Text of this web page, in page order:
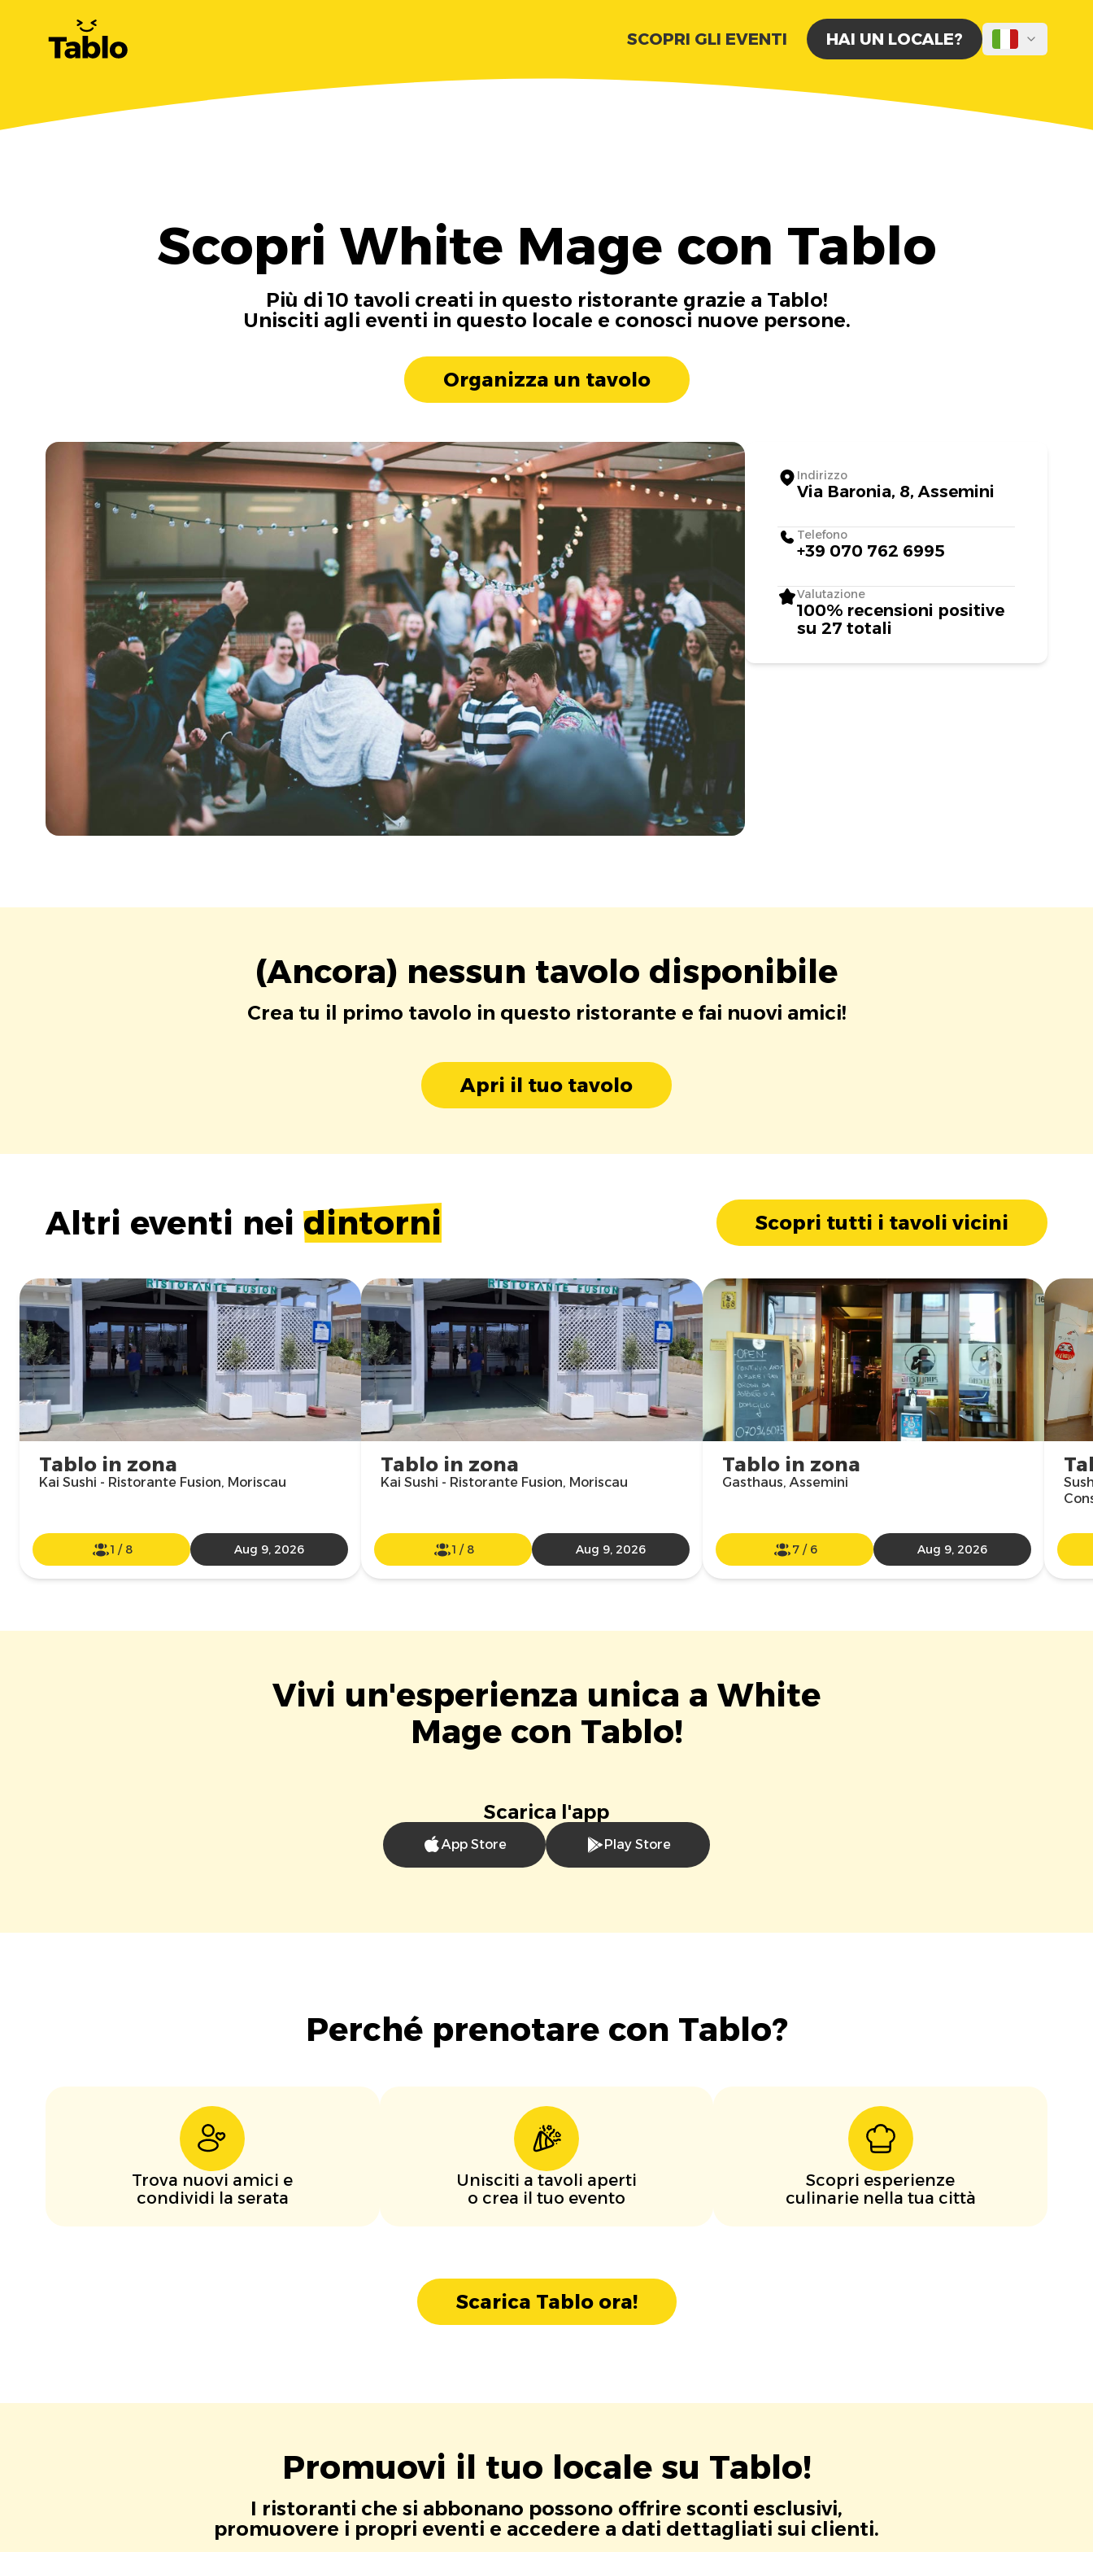
SCOPRI GLI EVENTI HAI UN LOCALE?
Scopri White Mage con Tablo
Più di 10 tavoli creati in questo ristorante grazie a Tablo!
Unisciti agli eventi in questo locale e conosci nuove persone.
Organizza un tavolo
Indirizzo
Via Baronia, 8, Assemini
Telefono
+39 070 762 6995
Valutazione
100% recensioni positive
su 27 totali
(Ancora) nessun tavolo disponibile
Crea tu il primo tavolo in questo ristorante e fai nuovi amici!
Apri il tuo tavolo
Altri eventi nei dintorni Scopri tutti i tavoli vicini
Tablo in zona
Kai Sushi - Ristorante Fusion, Moriscau
1 / 8 Aug 9, 2026
Tablo in zona
Kai Sushi - Ristorante Fusion, Moriscau
1 / 8 Aug 9, 2026
Tablo in zona
Gasthaus, Assemini
7/ 6 Aug 9, 2026
Vivi un'esperienza unica a White
Mage con Tablo!
Scarica l'app
App Store Play Store
Perché prenotare con Tablo?
Trova nuovi amici e
condividi la serata
Unisciti a tavoli aperti
o crea il tuo evento
Scopri esperienze
culinarie nella tua città
Scarica Tablo ora!
Promuovi il tuo locale su Tablo!
I ristoranti che si abbonano possono offrire sconti esclusivi,
promuovere i propri eventi e accedere a dati dettagliati sui clienti.